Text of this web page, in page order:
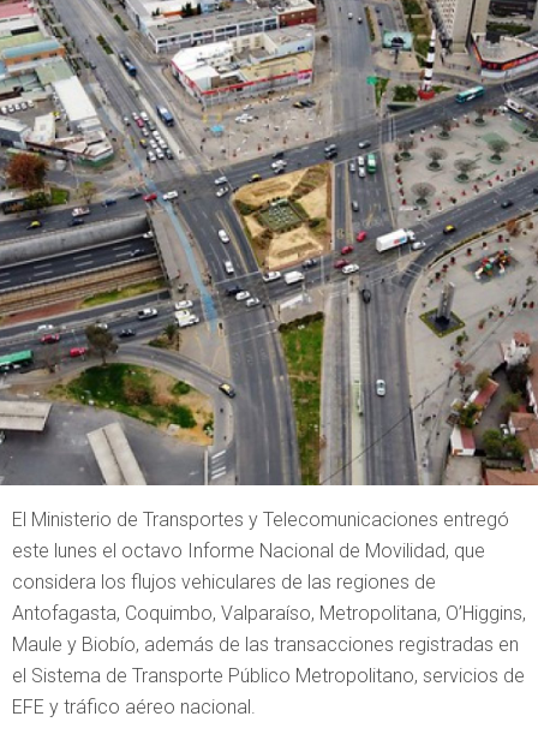
El Ministerio de Transportes y Telecomunicaciones entregó
este lunes el octavo Informe Nacional de Movilidad, que
considera los flujos vehiculares de las regiones de
Antofagasta, Coquimbo, Valparaíso, Metropolitana, O’Higgins,
Maule y Biobío, además de las transacciones registradas en
el Sistema de Transporte Público Metropolitano, servicios de
EFE y tráfico aéreo nacional.